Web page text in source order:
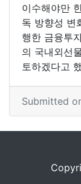
이수해야만
독 방향성 변
행한 금융투
의 국내외선
토하겠다고
Submitted